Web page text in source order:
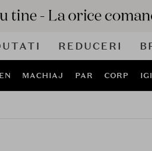
REDUCERI
MACHIAJ PAR CORP